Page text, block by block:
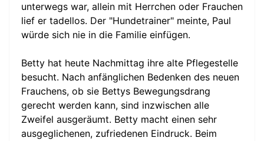
unterwegs war, allein mit Herrchen oder Frauchen
lief er tadellos. Der "Hundetrainer" meinte, Paul
würde sich nie in die Familie einfügen.
Betty hat heute Nachmittag ihre alte Pflegestelle
besucht. Nach anfänglichen Bedenken des neuen
Frauchens, ob sie Bettys Bewegungsdrang
gerecht werden kann, sind inzwischen alle
Zweifel ausgeräumt. Betty macht einen sehr
ausgeglichenen, zufriedenen Eindruck. Beim